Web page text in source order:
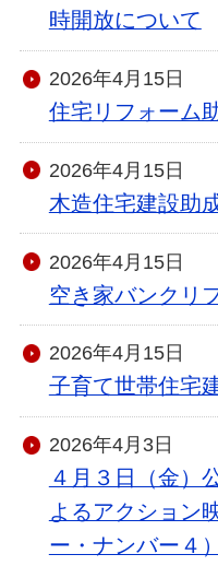
時開放について
2026年4月15日
住宅リフォーム
2026年4月15日
木造住宅建設助
2026年4月15日
空き家バンクリ
2026年4月15日
子育て世帯住宅
2026年4月3日
４月３日（金）
よるアクション
ー・ナンバー４